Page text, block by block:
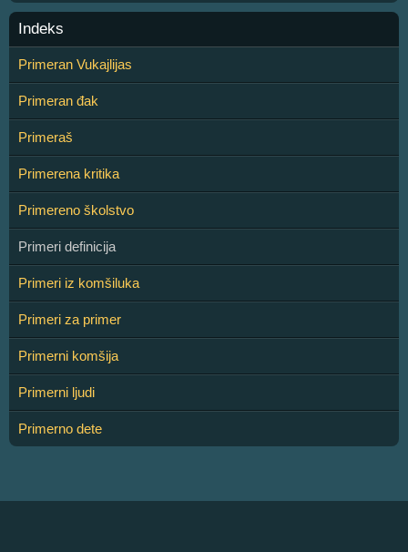
Indeks
Primeran Vukajlijas
Primeran đak
Primeraš
Primerena kritika
Primereno školstvo
Primeri definicija
Primeri iz komšiluka
Primeri za primer
Primerni komšija
Primerni ljudi
Primerno dete